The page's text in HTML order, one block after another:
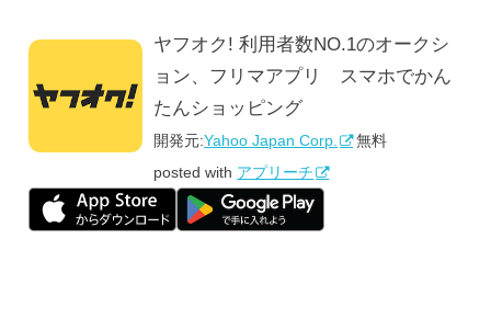
ヤフオク! 利用者数NO.1のオークシ
ョン、フリマアプリ スマホでかん
たんショッピング
開発元:Yahoo Japan Corp.
無料
posted with アプリーチ